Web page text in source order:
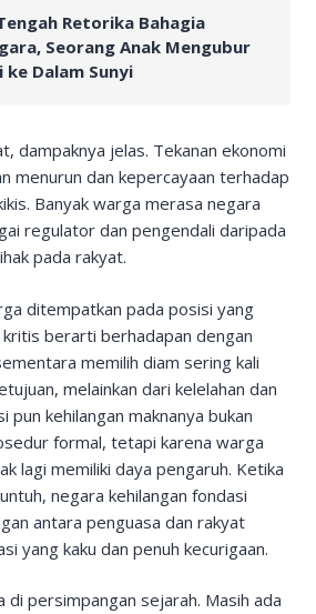
Retorika Bahagia
Seorang Anak Mengubur
ke Dalam Sunyi
dampaknya jelas. Tekanan ekonomi
menurun dan kepercayaan terhadap
Banyak warga merasa negara
regulator dan pengendali daripada
pada rakyat.
ditempatkan pada posisi yang
berarti berhadapan dengan
memilih diam sering kali
melainkan dari kelelahan dan
pun kehilangan maknanya bukan
formal, tetapi karena warga
lagi memiliki daya pengaruh. Ketika
negara kehilangan fondasi
antara penguasa dan rakyat
yang kaku dan penuh kecurigaan.
di persimpangan sejarah. Masih ada